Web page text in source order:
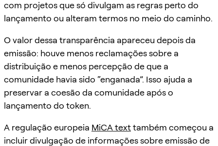
com projetos que só divulgam as regras perto do
lançamento ou alteram termos no meio do caminho.
O valor dessa transparência apareceu depois da
emissão: houve menos reclamações sobre a
distribuição e menos percepção de que a
comunidade havia sido “enganada”. Isso ajuda a
preservar a coesão da comunidade após o
lançamento do token.
A regulação europeia MiCA texttambém começou a
incluir divulgação de informações sobre emissão de